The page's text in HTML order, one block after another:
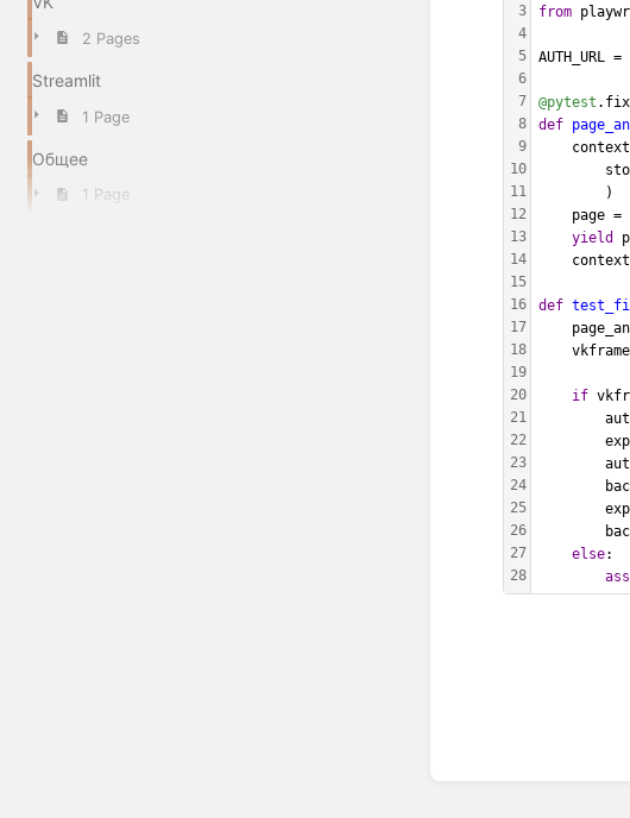
2 Pages
Streamlit
1 Page
Общее
1 Page
3
4
5
6
7
8
9
10
11
12
13
14
15
16
17
18
19
20
21
22
23
24
25
26
27
28
from
AUTH_URL =
@pytest
def
        )
page =
yield
def
if
else: